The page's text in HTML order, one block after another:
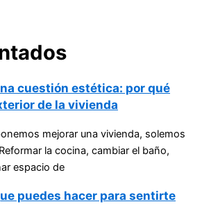
cuestión estética: por qué
de la vivienda
mejorar una vivienda, solemos
la cocina, cambiar el baño,
espacio de
puedes hacer para sentirte